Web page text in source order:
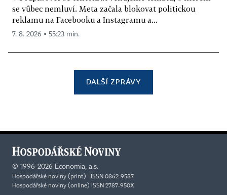
se vůbec nemluví. Meta začala blokovat politickou
reklamu na Facebooku a Instagramu a...
7. 8. 2026 ▪ 55:23 min.
DALŠÍ ZPRÁVY
© 1996-2026 Economia, a.s.
Hospodářské noviny (print) ISSN 0862-9587
Hospodářské noviny (online) ISSN 2787-950X